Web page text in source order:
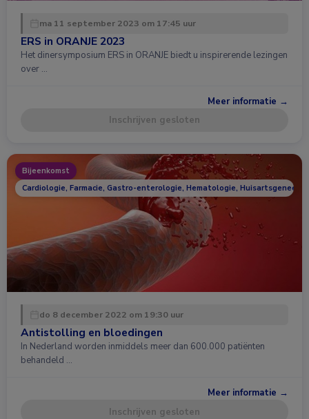
ma 11 september 2023 om 17:45 uur
ERS in ORANJE 2023
Het dinersymposium ERS in ORANJE biedt u inspirerende lezingen
over …
Meer informatie →
Inschrijven gesloten
Bijeenkomst
Cardiologie, Farmacie, Gastro-enterologie, Hematologie,
do 8 december 2022 om 19:30 uur
Antistolling en bloedingen
In Nederland worden inmiddels meer dan 600.000 patiënten
behandeld …
Meer informatie →
Inschrijven gesloten